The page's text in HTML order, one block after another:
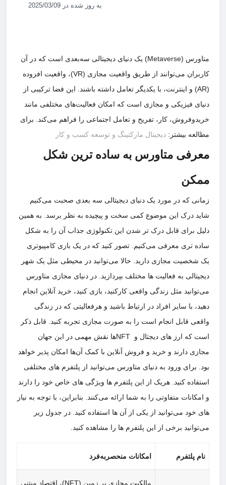
به روز شده در 2025/03/09
متاورس (Metaverse) یک دنیای دیجیتالی سه‌بعدی است که در آن
کاربران می‌توانند از طریق واقعیت مجازی (VR)، واقعیت افزوده
(AR) و اینترنت، با یکدیگر تعامل داشته باشند. این فضا ترکیبی از
دنیای فیزیکی و مجازی است که امکان فعالیت‌های مختلفی مانند
خریدوفروش، کار، تفریح و تعامل اجتماعی را فراهم می‌کند. برای
مطالعه بیشتر: دیجیتال مارکتینگ و توسعه کسب و کار
معرفی متاورس به ساده ترین شکل
ممکن
زمانی که در مورد یک دنیای دیجیتالی سه بعدی صحبت می‌کنیم
شاید درک این موضوع کمی سخت و پیچیده به نظر برسد. به همین
دلیل برای قابل درک تر شدن این تکنولوژی جذاب آن را به شکل
ساده تری معرفی می‌کنیم. تصور کنید که در یک بازی کامپیوتری
یک شخصیت مجازی دارید. حالا می‌توانید در محیطی مثل یک شهر
دیجیتالی به فعالیت ها مختلف بپردازید. در دنیای مجازی متاورس
می‌توانید مثل زندگی واقعی کارکنید، بازی کنید، خرید آنلاین انجام
دهید، با سایر افراد در ارتباط باشید و هرفعالیتی که در زندگی
واقعی قابل انجام است را به صورت مجازی تجربه کنید. قابل ذکر
است که ارز های دیجتال و NFTها نقش مهمی در این جهان
مجازی دارند و خرید و فروش آنلاین با کمک آن‌ها امکان پذیر خواهد
بود. برای ورود به دنیای متاورس می‌توانید از پلتفرم های مختلفی
استفاده کنید. هریک از این پلتفرم ها ویژگی های خاص خود را دارند
و امکانات متفاوتی را به شما ارائه می‌کنند. بنابراین، با توجه به نیاز
های خود می‌توانید از یکی از آن ها استفاده کنید. در جدول زیر
می‌توانید برخی از این پلتفرم ها را مشاهده کنید.
نام پلتفرم امکانات منحصربه‌فرد
مالکیت مجازی بر زمین (NFT)، اقتصاد مبتنی